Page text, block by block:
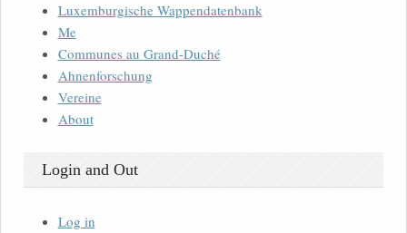
Luxemburgische Wappendatenbank
Me
Communes au Grand-Duché
Ahnenforschung
Vereine
About
Login and Out
Log in